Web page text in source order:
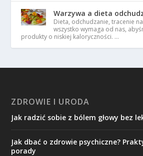
Warzywa a dieta
Dieta, odchudzanie, tracenie
wszystko wymaga od nas,
produkty o niskiej kaloryczności. …
ZDROWIE I URODA
Jak radzić sobie z bólem głowy bez
Jak dbać o zdrowie psychiczne?
porady